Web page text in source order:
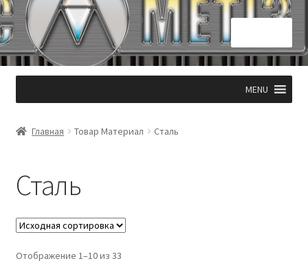
Перейти
навигации
Перейти
содержимому
Главная
КОНТАКТЫ 050 331 53 94
Корзина
Мой аккаунт
MENU
Главная Товар Материал Сталь
Сталь
Отображение 1–10 из 33